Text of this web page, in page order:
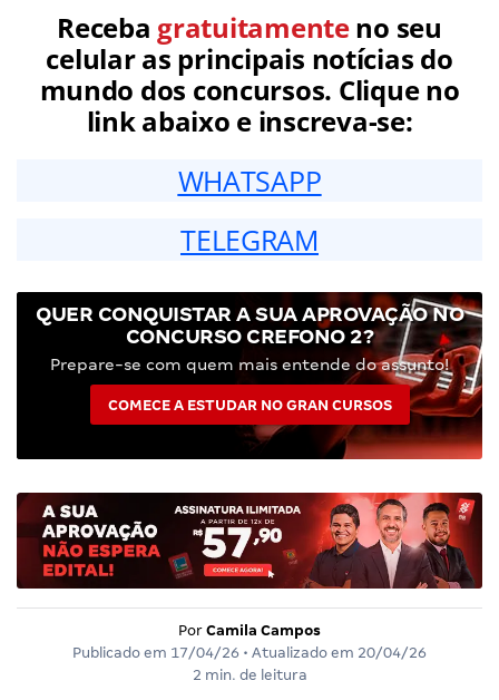
Receba gratuitamenteno seu
celular as principais notícias do
mundo dos concursos. Clique no
link abaixo e inscreva-se:
WHATSAPP
TELEGRAM
QUER CONQUISTAR A SUA APROVAÇÃO NO
CONCURSO CREFONO 2?
Prepare-se com quem mais entende do assunto!
COMECE A ESTUDAR NO GRAN CURSOS
Por Camila Campos
Publicado em 17/04/26 • Atualizado em 20/04/26
2 min. de leitura